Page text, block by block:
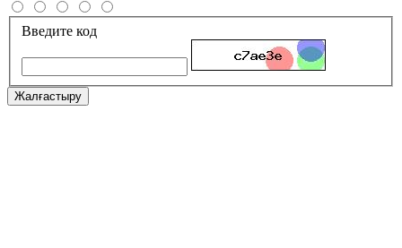
Введите код
Жалғастыру